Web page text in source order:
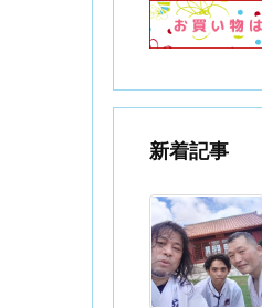
新着記事